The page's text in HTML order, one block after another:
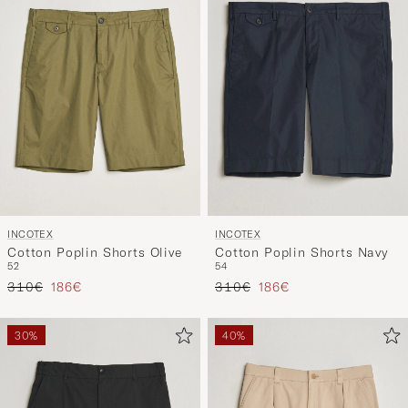
Stil
INCOTEX
Cotton Poplin Shorts Olive
52
Regulärer Preis
310€ Reduzierter Preis
186€
INCOTEX
Cotton Poplin Shorts Navy
54
Regulärer Preis
310€ Reduzierter Preis
186€
30% 40%